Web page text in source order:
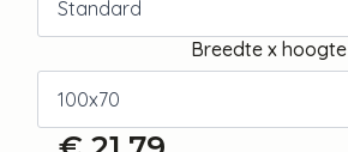
Breedte x hoogte